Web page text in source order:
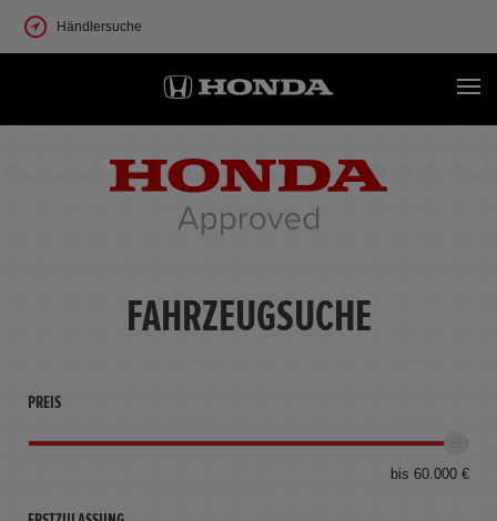
Händlersuche
FAHRZEUGSUCHE
PREIS
bis 60.000 €